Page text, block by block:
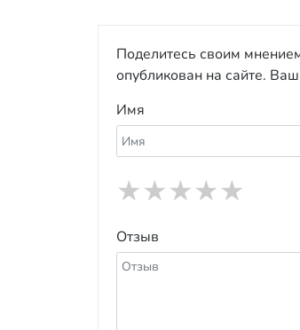
Поделитесь своим
опубликован на сайте.
Имя
★
★
★
★
★
Отзыв